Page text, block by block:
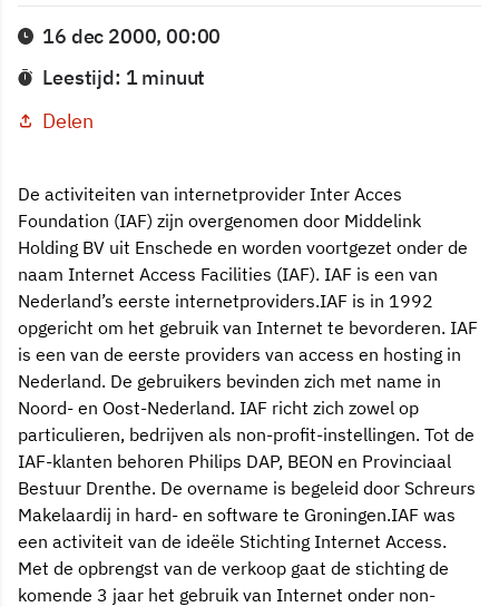
16 dec 2000, 00:00
Leestijd: 1 minuut
Delen
De activiteiten van internetprovider Inter Acces
Foundation (IAF) zijn overgenomen door Middelink
Holding BV uit Enschede en worden voortgezet onder de
naam Internet Access Facilities (IAF). IAF is een van
Nederland’s eerste internetproviders.IAF is in 1992
opgericht om het gebruik van Internet te bevorderen. IAF
is een van de eerste providers van access en hosting in
Nederland. De gebruikers bevinden zich met name in
Noord- en Oost-Nederland. IAF richt zich zowel op
particulieren, bedrijven als non-profit-instellingen. Tot de
IAF-klanten behoren Philips DAP, BEON en Provinciaal
Bestuur Drenthe. De overname is begeleid door Schreurs
Makelaardij in hard- en software te Groningen.IAF was
een activiteit van de ideële Stichting Internet Access.
Met de opbrengst van de verkoop gaat de stichting de
komende 3 jaar het gebruik van Internet onder non-